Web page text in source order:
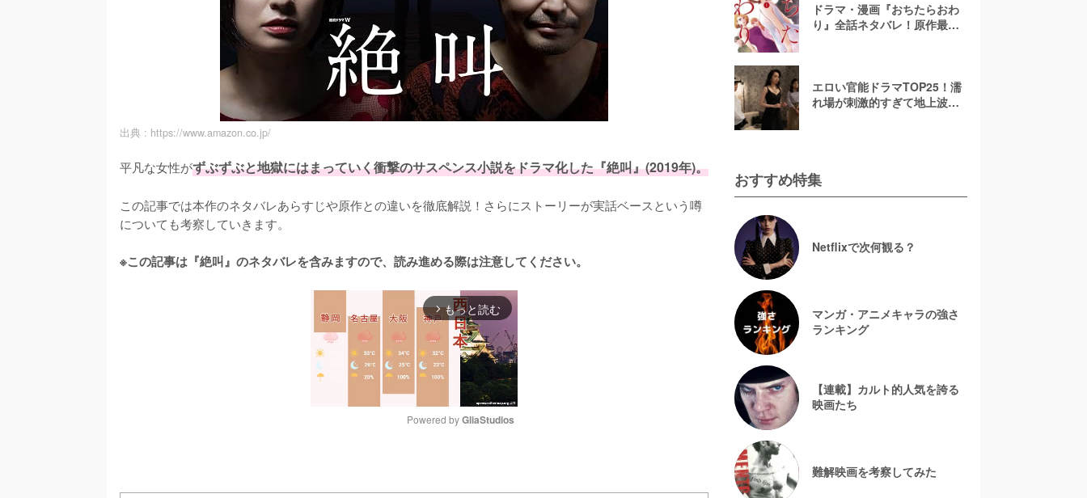
出典 : https://www.amazon.co.jp/
平凡な女性がずぶずぶと地獄にはまっていく衝撃のサスペンス小説をドラマ化した『絶叫』(2019年)。
この記事では本作のネタバレあらすじや原作との違いを徹底解説！さらにストーリーが実話ベースという噂
についても考察していきます。
※この記事は『絶叫』のネタバレを含みますので、読み進める際は注意してください。
arrow_forward_ios もっと読む
u
Powered by GliaStudios
ドラマ・漫画『おちたらおわ
り』全話ネタバレ！原作最終
エロい官能ドラマTOP25！濡
れ場が刺激的すぎて地上波で
おすすめ特集
Netflixで次何観る？
マンガ・アニメキャラの強さ
ランキング
【連載】カルト的人気を誇る
映画たち
難解映画を考察してみた